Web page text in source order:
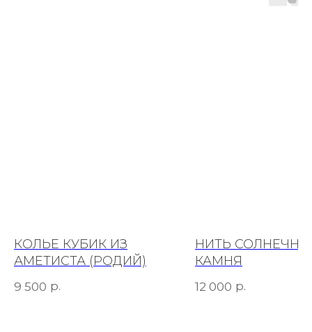
КОЛЬЕ КУБИК ИЗ
АМЕТИСТА (РОДИЙ)
9 500 р.
НИТЬ
КАМНЯ
12 000 р.